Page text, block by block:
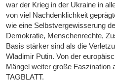
war der Krieg in der Ukraine in
von viel Nachdenklichkeit
wie eine Selbstvergewisserung
Demokratie, Menschenrechte,
Basis stärker sind als die
Wladimir Putin. Von der
Mängel weiter große Faszination
TAGBLATT.